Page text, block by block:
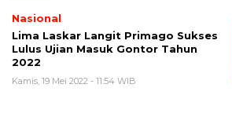
Nasional
Lima Laskar Langit Primago Sukses
Lulus Ujian Masuk Gontor Tahun
2022
Kamis, 19 Mei 2022 - 11:54 WIB